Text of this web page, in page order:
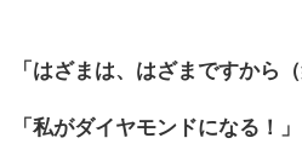
「はざまは、はざまですから（
「私がダイヤモンドになる！」